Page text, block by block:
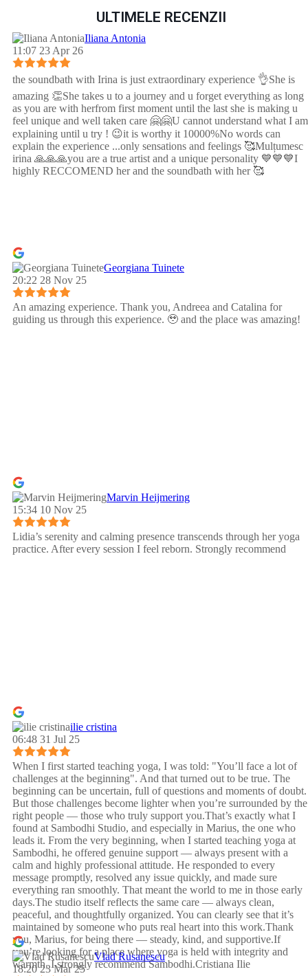
ULTIMELE RECENZII
Iliana Antonia
11:07 23 Apr 26
the soundbath with Irina is just extraordinary experience 👌She is
amazing 👏She takes u to a journey and u forget everything as long
as you are with herfrom first moment until the last she is making u
feel unique and well taken care 🤗🤗U cannot understand what I am
explaining until u try ! 😉it is worthy it 10000%No words can
explain the experience ...only sensations and feelings 🥰Mulțumesc
irina 🙏🙏🙏you are a true artist and a unique personality 💙💙💙I
highly RECCOMEND her and the soundbath with her 🥰
Georgiana Tuinete
20:22 28 Nov 25
An amazing experience. Thank you, Andreea and Catalina for
guiding us through this experience. 🥹 and the place was amazing!
Marvin Heijmering
15:34 10 Nov 25
Lidia’s serenity and calming presence transcends through her yoga
practice. After every session I feel reborn. Strongly recommend
ilie cristina
06:48 31 Jul 25
When I first started teaching yoga, I was told: "You’ll face a lot of
challenges at the beginning". And that turned out to be true. The
beginning can be uncertain, full of questions and moments of doubt.
But those challenges become lighter when you’re surrounded by the
right people — those who truly support you.That’s exactly what I
found at Sambodhi Studio, and especially in Marius, the one who
leads it. From the very beginning, when I started teaching yoga at
Sambodhi, he offered genuine support — always present with a
calm and highly professional attitude. He responded to every
message promptly, resolved any issue quickly, and made sure
everything ran smoothly. That meant the world to me in those early
days.The studio itself reflects the same care — always clean,
peaceful, and thoughtfully organized. You can clearly see that it’s
maintained by someone who puts real heart into this work.Thank
you, Marius, for being there — steady, kind, and supportive.If
you’re looking for a place where yoga is held with integrity and
warmth, I strongly recommend Sambodhi.Cristiana Ilie
Vlad Rusanescu
18:20 23 Mar 25